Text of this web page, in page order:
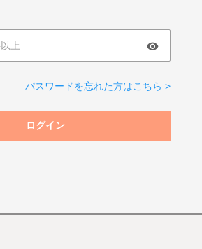
パスワードを忘れた方はこちら >
ログイン